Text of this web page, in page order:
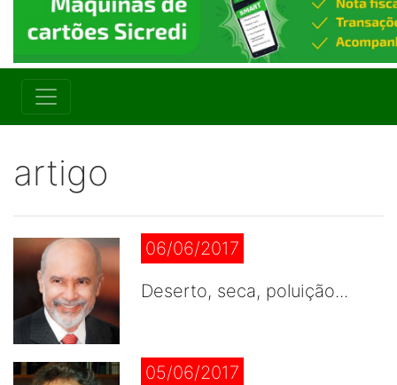
artigo
06/06/2017
Deserto, seca, poluição...
05/06/2017